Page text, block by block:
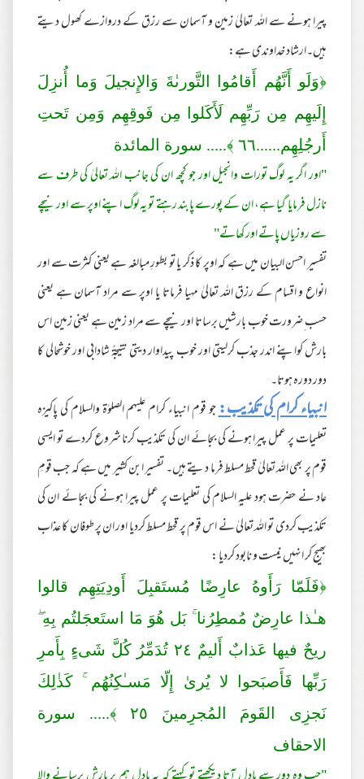
پیرا ہونے سے اللہ تعالیٰ زمین و آسمان سے رزق کے دروازے کھول دیتے
ہیں۔ارشاد خداوندی ہے:
﴿وَلَو أَنَّهُم أَقامُوا التَّور‌ىٰةَ وَالإِنجيلَ وَما أُنزِلَ
إِلَيهِم مِن رَ‌بِّهِم لَأَكَلوا مِن فَوقِهِم وَمِن تَحتِ
أَر‌جُلِهِم......٦٦ ﴾..... سورة المائدة
"اور اگر یہ لوگ تورات وانجیل اور جو کچھ ان کی جانب اللہ تعالیٰ کی طرف سے
نازل فرمایا گیا ہے، ان کے پورے پابند رہتے تو یہ لوگ اپنے اوپر سے اور نیچے
سے روزیاں پاتے اور کھاتے"
تفسیر احسن البیان میں ہے کہ اوپر کا ذکر یا تو بطورِ مبالغہ ہے یعنی کثرت سے اور
انواع و اقسام کے رزق اللہ تعالیٰ مہیا فرماتا یا اوپر سے مراد آسمان ہے یعنی
حسب ِضرورت خوب بارشیں برساتا اور نیچے سے مراد زمین ہے یعنی زمین اس
بارش کواپنے اندر جذب کرلیتی اور خوب پیداوار دیتی نتیجةً شادابی اور خوشحالی کا
دور دورہ ہوتا۔
انبیاء کرام کی تکذیب:جو قوم انبیاء کرام علیہم الصلوٰة والسلام کی پاکیزہ
تعلیمات پر عمل پیرا ہونے کی بجائے ان کی تکذیب کرنا شروع کردے تو ایسی
قوم پر بھی اللہ تعالیٰ قحط مسلط فرما دیتے ہیں۔ تفسیر ابن کثیر میں ہے کہ جب قومِ
عاد نے حضرت ہود علیہ السلام کی تعلیمات پر عمل پیرا ہونے کی بجائے ان کی
تکذیب کردی تو اللہ تعالیٰ نے اس قوم پر قحط مسلط کردیا اور ان پر طوفان کا عذاب
بھیج کر انہیں نیست و نابود کردیا :
﴿فَلَمّا رَ‌أَوهُ عارِ‌ضًا مُستَقبِلَ أَودِيَتِهِم قالوا
هـٰذا عارِ‌ضٌ مُمطِرُ‌نا ۚ بَل هُوَ مَا استَعجَلتُم بِهِ ۖ
ر‌يحٌ فيها عَذابٌ أَليمٌ ٢٤ تُدَمِّرُ‌ كُلَّ شَىءٍ بِأَمرِ‌
رَ‌بِّها فَأَصبَحوا لا يُر‌ىٰ إِلّا مَسـٰكِنُهُم ۚ كَذ‌ٰلِكَ
نَجزِى القَومَ المُجرِ‌مينَ ٢٥ ﴾..... سورة
الاحقاف